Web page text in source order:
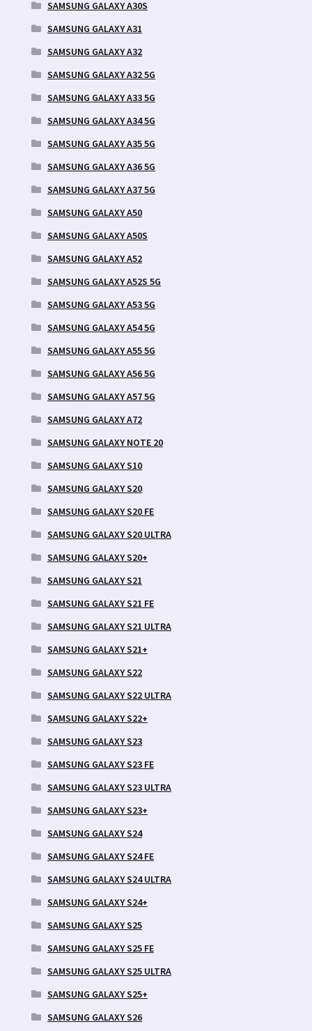
SAMSUNG GALAXY A30S
SAMSUNG GALAXY A31
SAMSUNG GALAXY A32
SAMSUNG GALAXY A32 5G
SAMSUNG GALAXY A33 5G
SAMSUNG GALAXY A34 5G
SAMSUNG GALAXY A35 5G
SAMSUNG GALAXY A36 5G
SAMSUNG GALAXY A37 5G
SAMSUNG GALAXY A50
SAMSUNG GALAXY A50S
SAMSUNG GALAXY A52
SAMSUNG GALAXY A52S 5G
SAMSUNG GALAXY A53 5G
SAMSUNG GALAXY A54 5G
SAMSUNG GALAXY A55 5G
SAMSUNG GALAXY A56 5G
SAMSUNG GALAXY A57 5G
SAMSUNG GALAXY A72
SAMSUNG GALAXY NOTE 20
SAMSUNG GALAXY S10
SAMSUNG GALAXY S20
SAMSUNG GALAXY S20 FE
SAMSUNG GALAXY S20 ULTRA
SAMSUNG GALAXY S20+
SAMSUNG GALAXY S21
SAMSUNG GALAXY S21 FE
SAMSUNG GALAXY S21 ULTRA
SAMSUNG GALAXY S21+
SAMSUNG GALAXY S22
SAMSUNG GALAXY S22 ULTRA
SAMSUNG GALAXY S22+
SAMSUNG GALAXY S23
SAMSUNG GALAXY S23 FE
SAMSUNG GALAXY S23 ULTRA
SAMSUNG GALAXY S23+
SAMSUNG GALAXY S24
SAMSUNG GALAXY S24 FE
SAMSUNG GALAXY S24 ULTRA
SAMSUNG GALAXY S24+
SAMSUNG GALAXY S25
SAMSUNG GALAXY S25 FE
SAMSUNG GALAXY S25 ULTRA
SAMSUNG GALAXY S25+
SAMSUNG GALAXY S26